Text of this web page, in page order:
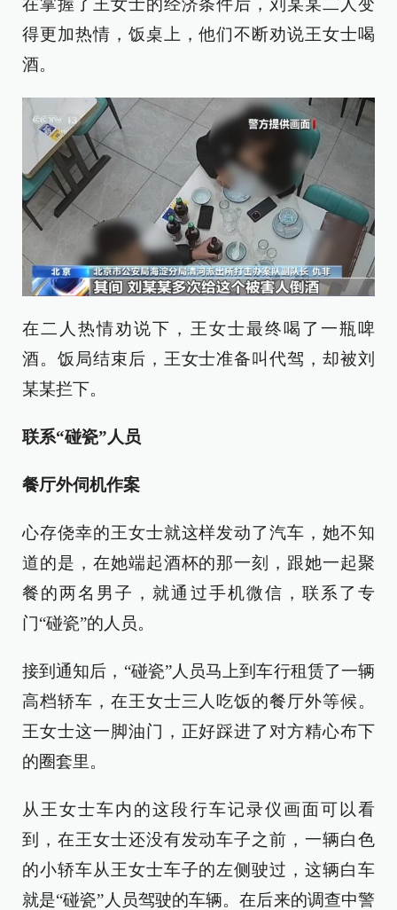
在掌握了王女士的经济条件后，刘某某二人变
得更加热情，饭桌上，他们不断劝说王女士喝
酒。
在二人热情劝说下，王女士最终喝了一瓶啤
酒。饭局结束后，王女士准备叫代驾，却被刘
某某拦下。
联系“碰瓷”人员
餐厅外伺机作案
心存侥幸的王女士就这样发动了汽车，她不知
道的是，在她端起酒杯的那一刻，跟她一起聚
餐的两名男子，就通过手机微信，联系了专
门“碰瓷”的人员。
接到通知后，“碰瓷”人员马上到车行租赁了一辆
高档轿车，在王女士三人吃饭的餐厅外等候。
王女士这一脚油门，正好踩进了对方精心布下
的圈套里。
从王女士车内的这段行车记录仪画面可以看
到，在王女士还没有发动车子之前，一辆白色
的小轿车从王女士车子的左侧驶过，这辆白车
就是“碰瓷”人员驾驶的车辆。在后来的调查中警